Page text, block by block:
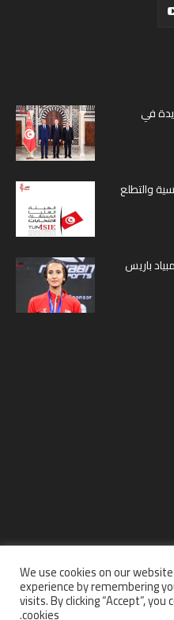
في
والتطلع
باريس
We use cookies on our
experience by remembering
visits. By clicking “Accept”,
cookies.